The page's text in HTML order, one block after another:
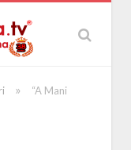
»
“A Mani